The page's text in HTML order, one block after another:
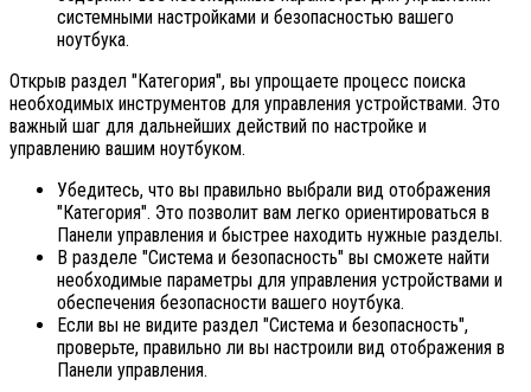
системными настройками и безопасностью вашего
ноутбука.
Открыв раздел "Категория", вы упрощаете процесс поиска
необходимых инструментов для управления устройствами. Это
важный шаг для дальнейших действий по настройке и
управлению вашим ноутбуком.
Убедитесь, что вы правильно выбрали вид отображения
"Категория". Это позволит вам легко ориентироваться в
Панели управления и быстрее находить нужные разделы.
В разделе "Система и безопасность" вы сможете найти
необходимые параметры для управления устройствами и
обеспечения безопасности вашего ноутбука.
Если вы не видите раздел "Система и безопасность",
проверьте, правильно ли вы настроили вид отображения в
Панели управления.